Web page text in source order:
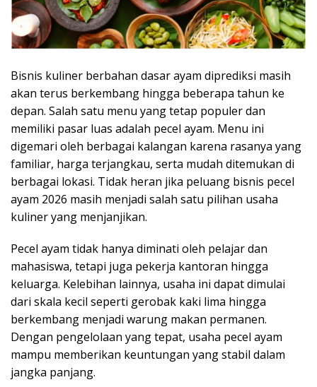
Bisnis kuliner berbahan dasar ayam diprediksi masih
akan terus berkembang hingga beberapa tahun ke
depan. Salah satu menu yang tetap populer dan
memiliki pasar luas adalah pecel ayam. Menu ini
digemari oleh berbagai kalangan karena rasanya yang
familiar, harga terjangkau, serta mudah ditemukan di
berbagai lokasi. Tidak heran jika peluang bisnis pecel
ayam 2026 masih menjadi salah satu pilihan usaha
kuliner yang menjanjikan.
Pecel ayam tidak hanya diminati oleh pelajar dan
mahasiswa, tetapi juga pekerja kantoran hingga
keluarga. Kelebihan lainnya, usaha ini dapat dimulai
dari skala kecil seperti gerobak kaki lima hingga
berkembang menjadi warung makan permanen.
Dengan pengelolaan yang tepat, usaha pecel ayam
mampu memberikan keuntungan yang stabil dalam
jangka panjang.